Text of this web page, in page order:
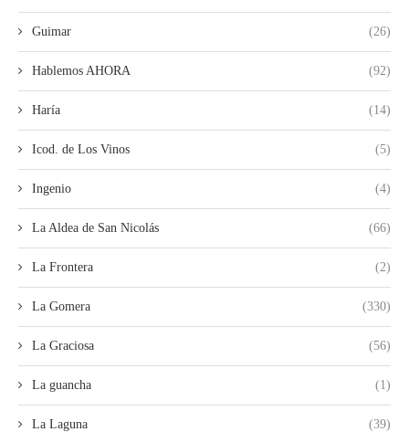
Guimar (26)
Hablemos AHORA (92)
Haría (14)
Icod. de Los Vinos (5)
Ingenio (4)
La Aldea de San Nicolás (66)
La Frontera (2)
La Gomera (330)
La Graciosa (56)
La guancha (1)
La Laguna (39)